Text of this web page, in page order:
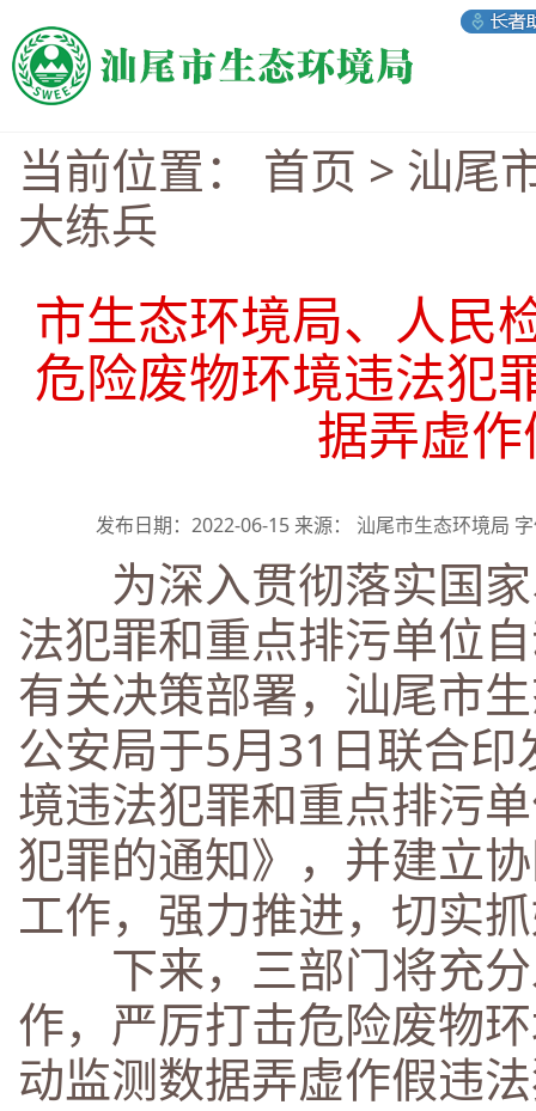
当前位置： 首页 > 汕尾
大练兵
市生态环境局、人民
危险废物环境违法犯
据弄虚
发布日期：2022-06-15 来源： 汕尾市生态环境局
为深入贯彻落实国家
法犯罪和重点排污单位
有关决策部署，汕尾市
公安局于5月31日联合
境违法犯罪和重点排污
犯罪的通知》，并建立
工作，强力推进，切实
下来，三部门将充分
作，严厉打击危险废物
动监测数据弄虚作假违